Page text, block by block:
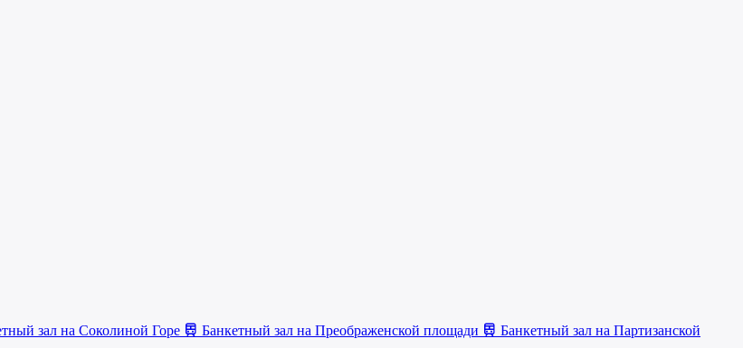
зал на Соколиной Горе Банкетный зал на Преображенской площади Банкетный зал на Партизанской